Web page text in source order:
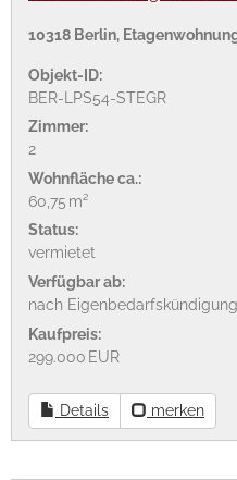
10318 Berlin,
Objekt-ID:
BER-LPS54-STEGR
Zimmer:
2
Wohnfläche ca.:
60,75 m²
Status:
vermietet
Verfügbar ab:
nach Eigenbedarfskündigung
Kaufpreis:
299.000 EUR
Details merken